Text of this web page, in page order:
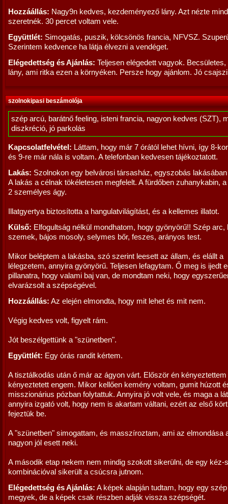
Hozzáállás: Nagy9n kedves, kezdeményező lány. Azt nézte
szeretnék. 30 percet voltam vele.
Együttlét: Simogatás, puszik, kölcsönös francia, NFVSZ.
Szerintem kedvence ha látja élvezni a vendéget.
Elégedettség és Ajánlás: Teljesen elégedett vagyok.
lány, ami ritka ezen a környéken. Persze hogy ajánlom. Jó
szolnokipasi beszámolója
szép arcú, barátnő feeling, isteni francia, nagyon kedves (SZT),
diszkréció, jó parkolás
Kapcsolatfelvétel: Láttam, hogy már 7 órától lehet hívni, így 8-
és 9-re már nála is voltam. A telefonban kedvesen tájékoztatott.
Lakás: Szolnokon egy belvárosi társasház, egyszobás
A lakás a célnak tökéletesen megfelelt. A fürdőben zuhanykabin,
2 személyes ágy.
Illatgyertya biztosította a hangulatvilágítást, és a kellemes illatot.
Külső: Elfogultság nélkül mondhatom, hogy gyönyörű!! Szép arc,
szemek, bájos mosoly, selymes bőr, feszes, arányos test.
Mikor beléptem a lakásba, szó szerint leesett az állam, és elállt a
lélegzetem, annyira gyönyörű. Teljesen lefagytam. Ő meg is ijedt
pillanatra, hogy valami baj van, de mondtam neki, hogy
elvarázsolt a szépségével.
Hozzáállás: Az elején elmondta, hogy mit lehet és mit nem.
Végig kedves volt, figyelt rám.
Jót beszélgettünk a "szünetben".
Együttlét: Egy órás randit kértem.
A tisztálkodás után ő már az ágyon várt. Először én
kényeztetett engem. Mikor kellően kemény voltam, gumit húzott
misszionárius pózban folytattuk. Annyira jó volt vele, és maga a
annyira izgató volt, hogy nem is akartam váltani, ezért az első
fejeztük be.
A "szünetben" simogattam, és masszíroztam, ami az elmondása
nagyon jól esett neki.
A második etap nekem nem mindig szokott sikerülni, de egy kéz-
kombinációval sikerült a csúcsra jutnom.
Elégedettség és Ajánlás: A képek alapján tudtam, hogy egy
megyek, de a képek csak részben adják vissza szépségét.